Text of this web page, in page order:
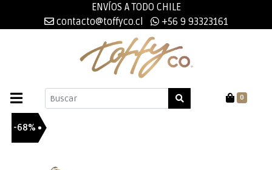
ENVÍOS A TODO CHILE
contacto@toffyco.cl
+56 9 93323161
0
-68%